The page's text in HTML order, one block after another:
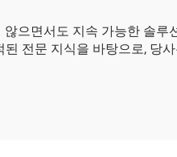
으면서도 지속 가능한 솔
전문 지식을 바탕으로, 당